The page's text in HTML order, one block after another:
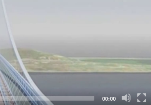
00:00